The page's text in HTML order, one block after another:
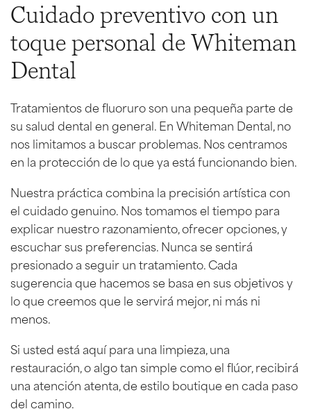
Cuidado preventivo con un
toque personal de Whiteman
Dental
Tratamientos de fluoruro son una pequeña parte de
su salud dental en general. En Whiteman Dental, no
nos limitamos a buscar problemas. Nos centramos
en la protección de lo que ya está funcionando bien.
Nuestra práctica combina la precisión artística con
el cuidado genuino. Nos tomamos el tiempo para
explicar nuestro razonamiento, ofrecer opciones, y
escuchar sus preferencias. Nunca se sentirá
presionado a seguir un tratamiento. Cada
sugerencia que hacemos se basa en sus objetivos y
lo que creemos que le servirá mejor, ni más ni
menos.
Si usted está aquí para una limpieza, una
restauración, o algo tan simple como el flúor, recibirá
una atención atenta, de estilo boutique en cada paso
del camino.